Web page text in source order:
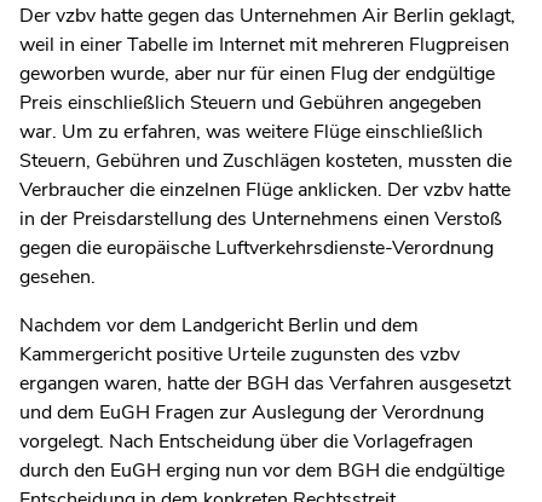
Der vzbv hatte gegen das Unternehmen Air Berlin geklagt,
weil in einer Tabelle im Internet mit mehreren Flugpreisen
geworben wurde, aber nur für einen Flug der endgültige
Preis einschließlich Steuern und Gebühren angegeben
war. Um zu erfahren, was weitere Flüge einschließlich
Steuern, Gebühren und Zuschlägen kosteten, mussten die
Verbraucher die einzelnen Flüge anklicken. Der vzbv hatte
in der Preisdarstellung des Unternehmens einen Verstoß
gegen die europäische Luftverkehrsdienste-Verordnung
gesehen.
Nachdem vor dem Landgericht Berlin und dem
Kammergericht positive Urteile zugunsten des vzbv
ergangen waren, hatte der BGH das Verfahren ausgesetzt
und dem EuGH Fragen zur Auslegung der Verordnung
vorgelegt. Nach Entscheidung über die Vorlagefragen
durch den EuGH erging nun vor dem BGH die endgültige